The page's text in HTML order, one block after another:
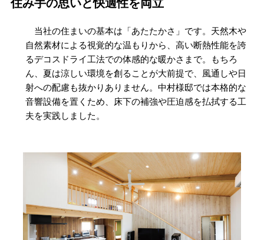
住み手の思いと快適性を両立
当社の住まいの基本は「あたたかさ」です。天然木や
自然素材による視覚的な温もりから、高い断熱性能を誇
るデコスドライ工法での体感的な暖かさまで。もちろ
ん、夏は涼しい環境を創ることが大前提で、風通しや日
射への配慮も抜かりありません。中村様邸では本格的な
音響設備を置くため、床下の補強や圧迫感を払拭する工
夫を実践しました。